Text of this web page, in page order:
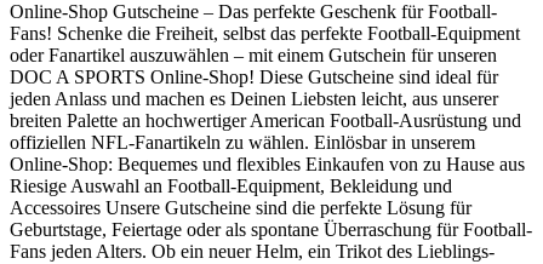
Online-Shop Gutscheine – Das perfekte Geschenk für Football-
Fans! Schenke die Freiheit, selbst das perfekte Football-Equipment
oder Fanartikel auszuwählen – mit einem Gutschein für unseren
DOC A SPORTS Online-Shop! Diese Gutscheine sind ideal für
jeden Anlass und machen es Deinen Liebsten leicht, aus unserer
breiten Palette an hochwertiger American Football-Ausrüstung und
offiziellen NFL-Fanartikeln zu wählen. Einlösbar in unserem
Online-Shop: Bequemes und flexibles Einkaufen von zu Hause aus
Riesige Auswahl an Football-Equipment, Bekleidung und
Accessoires Unsere Gutscheine sind die perfekte Lösung für
Geburtstage, Feiertage oder als spontane Überraschung für Football-
Fans jeden Alters. Ob ein neuer Helm, ein Trikot des Lieblings-